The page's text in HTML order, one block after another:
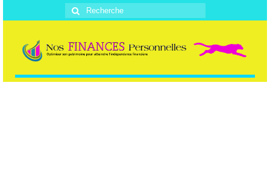
Rechercher
: